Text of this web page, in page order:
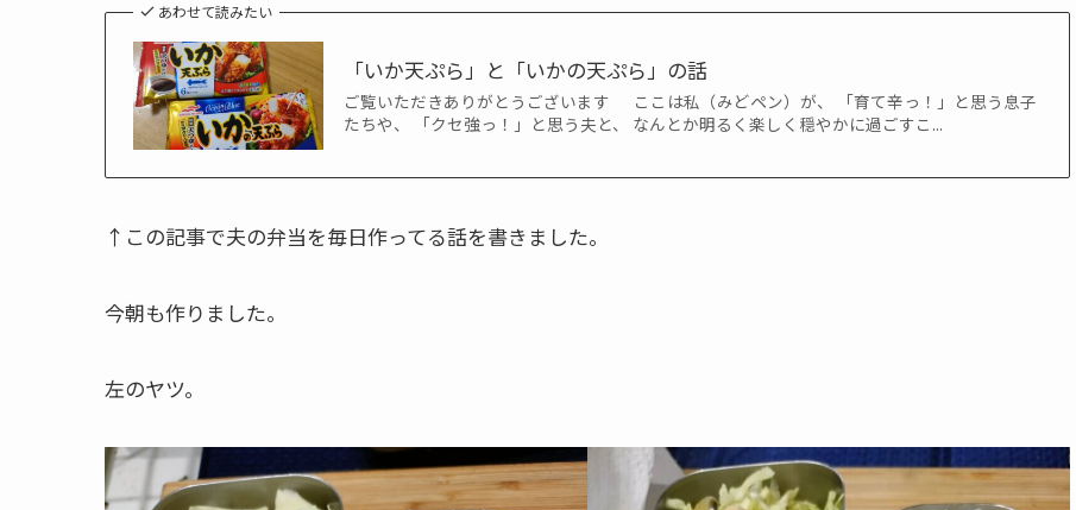
あわせて読みたい
「いか天ぷら」と「いかの天ぷら」の話
ご覧いただきありがとうございます ここは私（みどペン）が、 「育て辛っ！」と思う息子
たちや、 「クセ強っ！」と思う夫と、 なんとか明るく楽しく穏やかに過ごすこ...
↑この記事で夫の弁当を毎日作ってる話を書きました。
今朝も作りました。
左のヤツ。